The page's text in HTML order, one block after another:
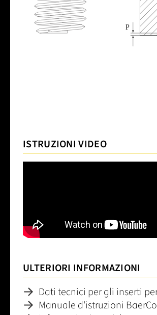
ISTRUZIONI VIDEO
ULTERIORI INFORMAZIONI
Dati tecnici per gli inserti
Manuale d'istruzioni